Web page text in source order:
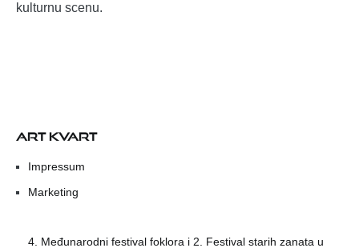
kulturnu scenu.
ART KVART
Impressum
Marketing
4. Međunarodni festival foklora i 2. Festival starih zanata u